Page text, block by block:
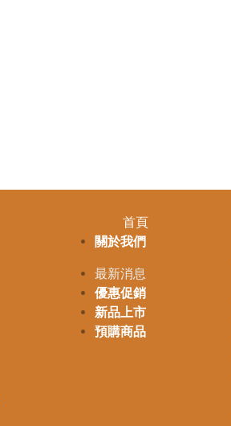
首頁
關於我們
最新消息
優惠促銷
新品上市
預購商品